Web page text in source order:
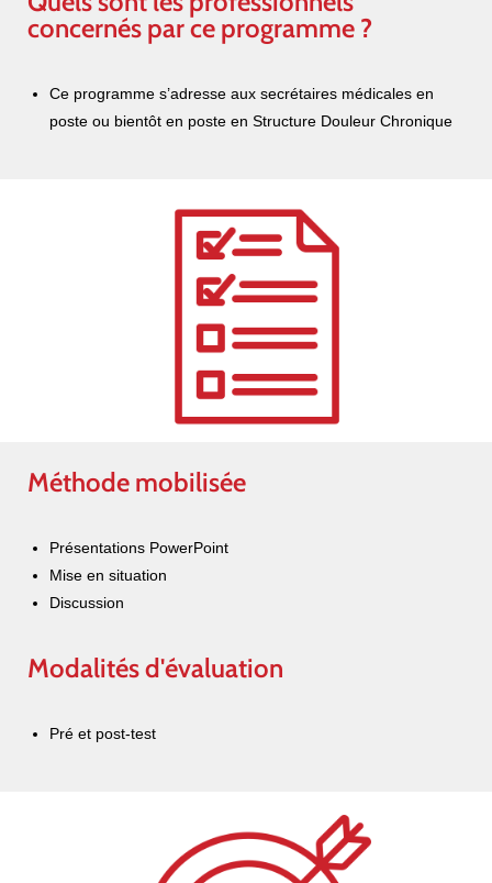
concernés par ce programme ?
Ce programme s’adresse aux secrétaires médicales en
poste ou bientôt en poste en Structure Douleur Chronique
Méthode mobilisée
Présentations PowerPoint
Mise en situation
Discussion
Modalités d'évaluation
Pré et post-test